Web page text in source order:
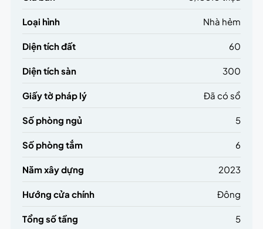
Loại hình Nhà hẻm
Diện tích đất 60
Diện tích sàn 300
Giấy tờ pháp lý Đã có sổ
Số phòng ngủ 5
Số phòng tắm 6
Năm xây dựng 2023
Hướng cửa chính Đông
Tổng số tầng 5